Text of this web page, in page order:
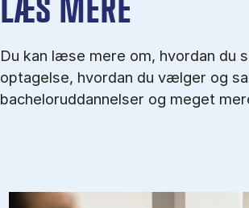
LÆS MERE
Du kan læse mere om, hvordan du
optagelse, hvordan du vælger og
bacheloruddannelser og meget